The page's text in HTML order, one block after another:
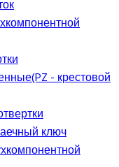
- крестовой
ключ